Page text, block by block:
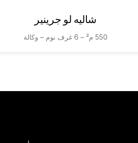
شاليه لو جرينير
550 م² – 6 غرف نوم – وكالة